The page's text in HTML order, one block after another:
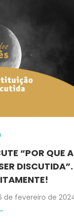
“POR QUE A
DISCUTIDA”.
de fevereiro de